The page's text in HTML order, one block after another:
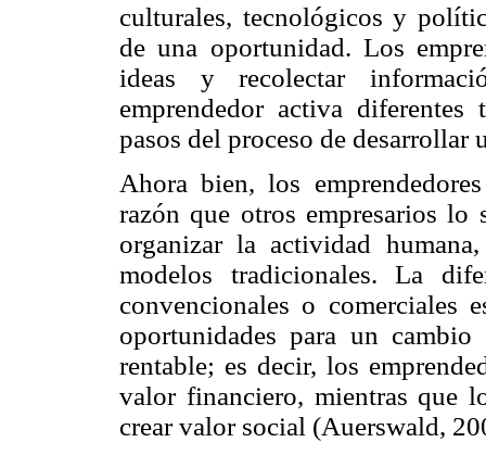
culturales, tecnológicos y
de una oportunidad. Los
ideas y recolectar
emprendedor activa
pasos del proceso de
Ahora bien, los
razón que otros empresarios lo
organizar la actividad
modelos tradicionales. La
convencionales o comerciales
oportunidades para un
rentable; es decir, los
valor financiero, mientras que
crear valor social (Auerswald,